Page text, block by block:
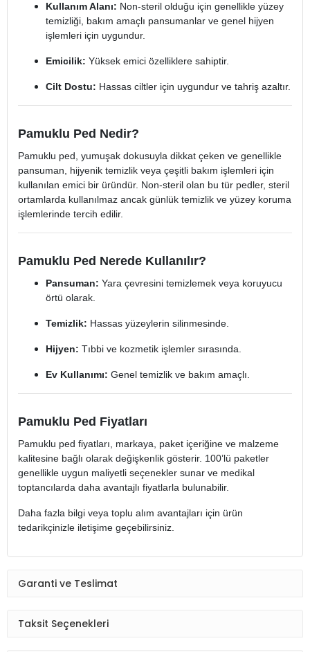
Kullanım Alanı: Non-steril olduğu için genellikle yüzey
temizliği, bakım amaçlı pansumanlar ve genel hijyen
işlemleri için uygundur.
Emicilik: Yüksek emici özelliklere sahiptir.
Cilt Dostu: Hassas ciltler için uygundur ve tahriş azaltır.
Pamuklu Ped Nedir?
Pamuklu ped, yumuşak dokusuyla dikkat çeken ve genellikle
pansuman, hijyenik temizlik veya çeşitli bakım işlemleri için
kullanılan emici bir üründür. Non-steril olan bu tür pedler, steril
ortamlarda kullanılmaz ancak günlük temizlik ve yüzey koruma
işlemlerinde tercih edilir.
Pamuklu Ped Nerede Kullanılır?
Pansuman: Yara çevresini temizlemek veya koruyucu
örtü olarak.
Temizlik: Hassas yüzeylerin silinmesinde.
Hijyen: Tıbbi ve kozmetik işlemler sırasında.
Ev Kullanımı: Genel temizlik ve bakım amaçlı.
Pamuklu Ped Fiyatları
Pamuklu ped fiyatları, markaya, paket içeriğine ve malzeme
kalitesine bağlı olarak değişkenlik gösterir. 100’lü paketler
genellikle uygun maliyetli seçenekler sunar ve medikal
toptancılarda daha avantajlı fiyatlarla bulunabilir.
Daha fazla bilgi veya toplu alım avantajları için ürün
tedarikçinizle iletişime geçebilirsiniz.
Garanti ve Teslimat
Taksit Seçenekleri